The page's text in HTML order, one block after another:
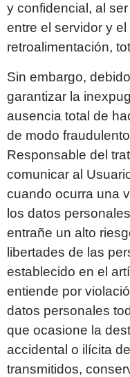
y confidencial, al
entre el servidor y
retroalimentación,
Sin embargo,
garantizar la
ausencia total de
de modo
Responsable del
comunicar al
cuando ocurra una
los datos
entrañe un alto
libertades de las
establecido en el
entiende por
datos personales
que ocasione la
accidental o ilícita
transmitidos,